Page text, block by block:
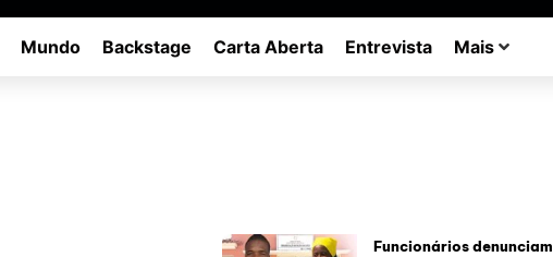
Mundo Backstage Carta Aberta Entrevista Mais
Funcionários denunciam